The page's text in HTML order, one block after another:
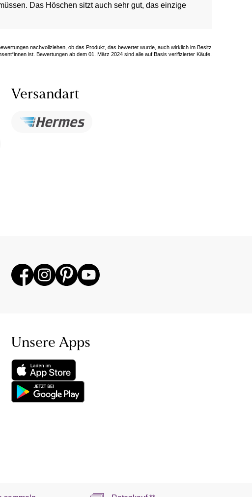
Das Höschen sitzt auch sehr gut, das einzige
nachvollziehen, ob das Produkt, das bewertet wurde, auch wirklich im Besitz
ist. Bewertungen ab dem 01. März 2024 sind alle auf Basis verifizierter Käufe.
Versandart
Unsere Apps